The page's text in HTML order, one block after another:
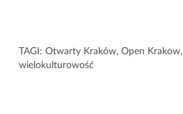
TAGI: Otwarty Kraków, Open Krakow,
wielokulturowość